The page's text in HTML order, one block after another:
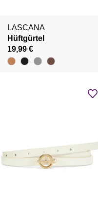
LASCANA
Hüftgürtel
19,99 €